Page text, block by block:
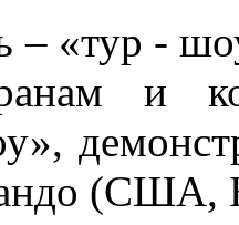
– «тур -
и
(США,